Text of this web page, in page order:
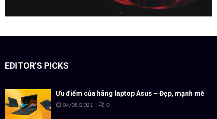
EDITOR'S PICKS
Ưu điểm của hãng laptop Asus – Đẹp, mạnh mẽ
04/05/2021 0